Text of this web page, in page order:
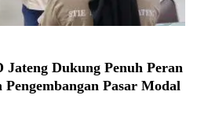
Dukung Penuh Peran
Pasar Modal